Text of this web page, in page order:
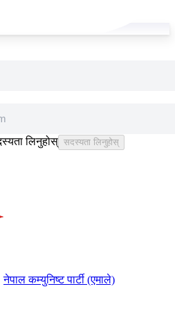
लिनुहोस् सदस्यता लिनुहोस्
नेपाल कम्युनिष्ट पार्टी (एमाले)